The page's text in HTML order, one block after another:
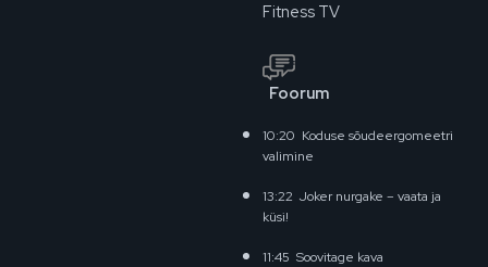
Fitness TV
Foorum
10:20 Koduse sõudeergomeetri
valimine
13:22 Joker nurgake – vaata ja
küsi!
11:45 Soovitage kava